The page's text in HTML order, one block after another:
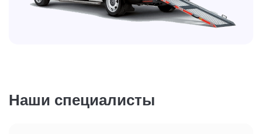
Наши специалисты